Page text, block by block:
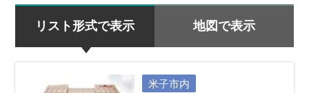
リスト形式で表示 地図で表示
米子市内